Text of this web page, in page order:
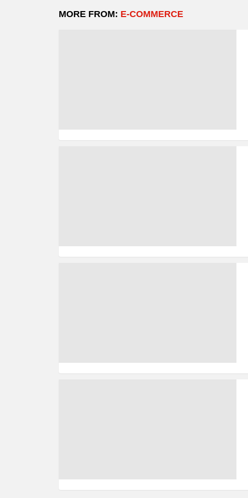
MORE FROM: E-COMMERCE